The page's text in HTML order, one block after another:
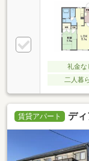
礼金な
二人暮
賃貸アパート デ